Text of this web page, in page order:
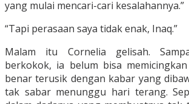
yang mulai mencari-cari kesalahannya.”
“Tapi perasaan saya tidak enak, Inaq.”
Malam itu Cornelia gelisah.
berkokok, ia belum bisa
benar terusik dengan kabar yang
tak sabar menunggu hari terang.